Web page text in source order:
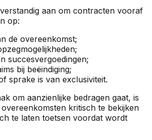
aan om contracten vooraf
op:
de overeenkomst;
succesvergoedingen;
bij beëindiging;
sprake is van exclusiviteit.
om aanzienlijke bedragen gaat, is
kritisch te bekijken
te laten toetsen voordat wordt